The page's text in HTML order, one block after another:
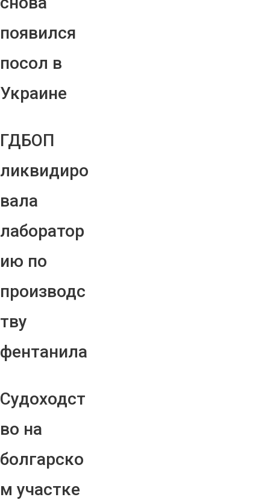
появился
посол в
Украине
ГДБОП
ликвидиро
вала
лаборатор
ию по
производс
тву
фентанила
Судоходст
во на
болгарско
м участке